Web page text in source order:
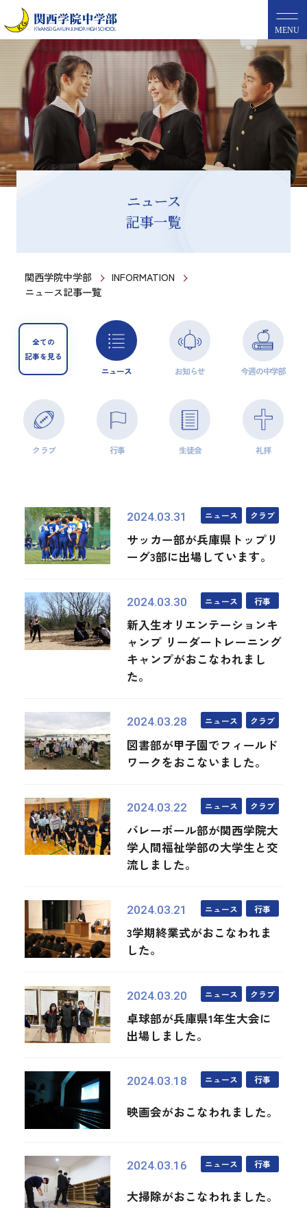
MENU
ニュース
記事一覧
関西学院中学部
INFORMATION
ニュース記事一覧
全ての
記事を見る
ニュース お知らせ 今週の中学部
クラブ 行事 生徒会 礼拝
2024.03.31 ニュース クラブ
サッカー部が兵庫県トップリ
ーグ3部に出場しています。
2024.03.30 ニュース 行事
新入生オリエンテーションキ
ャンプ リーダートレーニング
キャンプがおこなわれまし
た。
2024.03.28 ニュース クラブ
図書部が甲子園でフィールド
ワークをおこないました。
2024.03.22 ニュース クラブ
バレーボール部が関西学院大
学人間福祉学部の大学生と交
流しました。
2024.03.21 ニュース 行事
3学期終業式がおこなわれま
した。
2024.03.20 ニュース クラブ
卓球部が兵庫県1年生大会に
出場しました。
2024.03.18 ニュース 行事
映画会がおこなわれました。
2024.03.16 ニュース 行事
大掃除がおこなわれました。